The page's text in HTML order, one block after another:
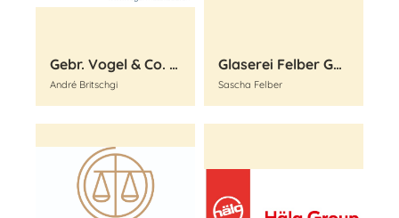
Gebr. Vogel & Co. AG. I Metallbau
André Britschgi
Glaserei Felber GmbH
Sascha Felber